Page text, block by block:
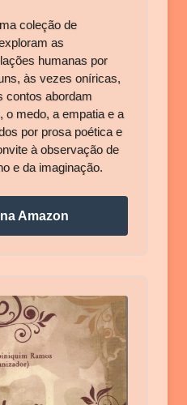
coleção de
as
humanas por
às vezes oníricas,
contos abordam
o medo, a empatia e a
por prosa poética e
à observação de
e da imaginação.
Amazon